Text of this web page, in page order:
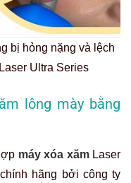
bị hỏng nặng và lệch
Ultra Series
lông mày bằng
máy xóa xămLaser
hãng bởi công ty